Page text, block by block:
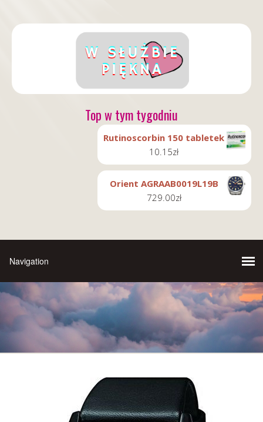
Top w tym tygodniu
Rutinoscorbin 150 tabletek
10.15zł
Orient AGRAAB0019L19B
729.00zł